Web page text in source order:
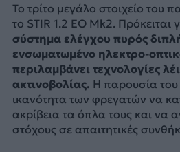
Το τρίτο μεγάλο στοιχείο του
το STIR 1.2 EO Mk2. Πρόκειται
σύστημα ελέγχου πυρός
ενσωματωμένο ηλεκτρο-
περιλαμβάνει τεχνολογίες
ακτινοβολίας. Η παρουσία του
ικανότητα των φρεγατών να
ακρίβεια τα όπλα τους και να
στόχους σε απαιτητικές